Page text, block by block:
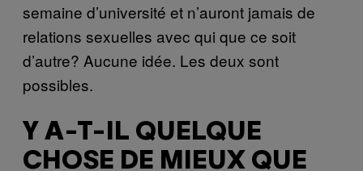
semaine d’université et n’auront jamais de
relations sexuelles avec qui que ce soit
d’autre? Aucune idée. Les deux sont
possibles.
Y A-T-IL QUELQUE
CHOSE DE MIEUX QUE